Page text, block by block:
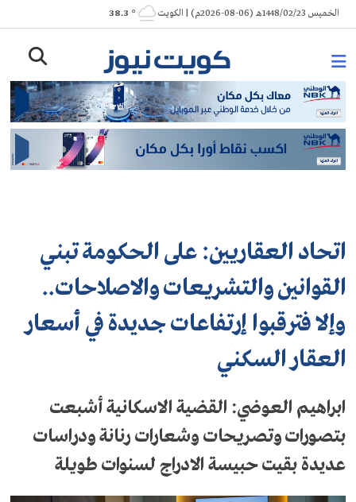
Skip
to
الخميس 1448/02/23هـ (06-08-2026م) | الكويت ° 38.3
اتحاد العقاريين: على الحكومة تبني
القوانين والتشريعات والاصلاحات..
وإلا فترقبوا إرتفاعات جديدة في أسعار
العقار السكني
ابراهيم العوضي: القضية الاسكانية أشبعت
بتصورات وتصريحات وشعارات رنانة ودراسات
عديدة بقيت حبيسة الادراج لسنوات طويلة